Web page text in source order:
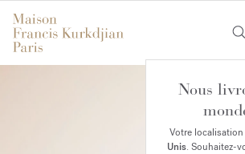
Nous
Votre localisation
Unis. Souhaitez-